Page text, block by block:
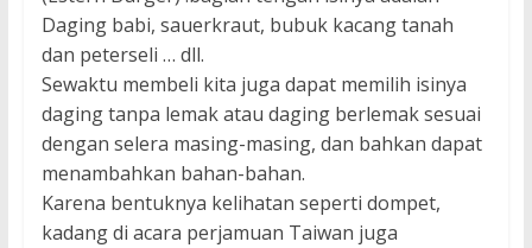
Daging babi, sauerkraut, bubuk kacang tanah
dan peterseli … dll.
Sewaktu membeli kita juga dapat memilih isinya
daging tanpa lemak atau daging berlemak sesuai
dengan selera masing-masing, dan bahkan dapat
menambahkan bahan-bahan.
Karena bentuknya kelihatan seperti dompet,
kadang di acara perjamuan Taiwan juga